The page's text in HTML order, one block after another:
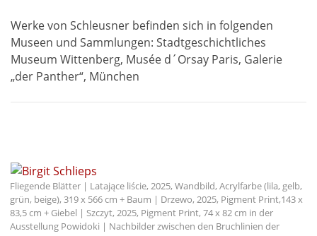
Werke von Schleusner befinden sich in folgenden
Museen und Sammlungen: Stadtgeschichtliches
Museum Wittenberg, Musée d´Orsay Paris, Galerie
„der Panther“, München
Fliegende Blätter | Latające liście, 2025, Wandbild, Acrylfarbe (lila, gelb,
grün, beige), 319 x 566 cm + Baum | Drzewo, 2025, Pigment Print,143 x
83,5 cm + Giebel | Szczyt, 2025, Pigment Print, 74 x 82 cm in der
Ausstellung Powidoki | Nachbilder zwischen den Bruchlinien der